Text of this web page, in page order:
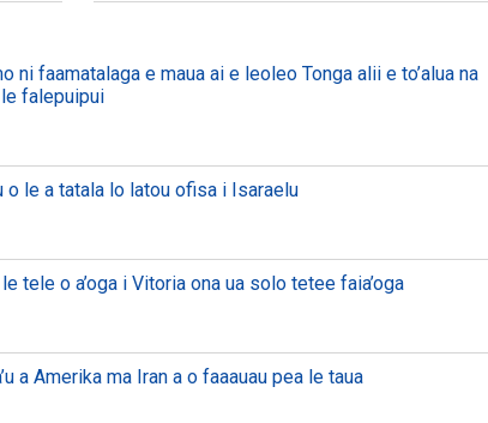
ni faamatalaga e maua ai e leoleo Tonga alii e to’alua na
falepuipui
o le a tatala lo latou ofisa i Isaraelu
tele o a’oga i Vitoria ona ua solo tetee faia’oga
a Amerika ma Iran a o faaauau pea le taua